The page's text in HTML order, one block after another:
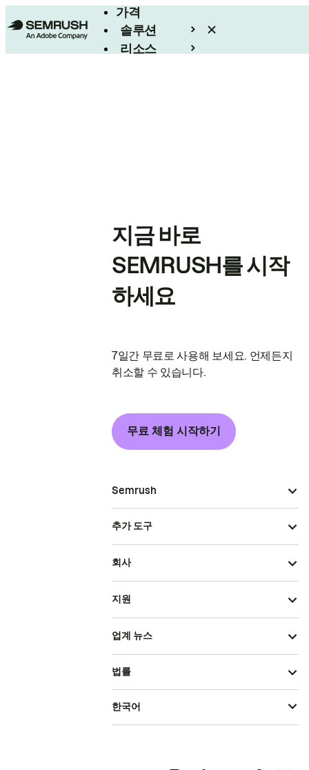
가격
솔루션
리소스
지금 바로
SEMRUSH를 시작
하세요
7일간 무료로 사용해 보세요. 언제든지
취소할 수 있습니다.
무료 체험 시작하기
Semrush
추가 도구
회사
지원
업계 뉴스
법률
한국어